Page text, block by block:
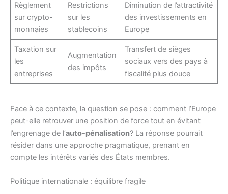
Règlement
sur crypto-
monnaies
Restrictions
sur les
stablecoins
Diminution de l’attractivité
des investissements en
Europe
Taxation sur
les
entreprises
Augmentation
des impôts
Transfert de sièges
sociaux vers des pays à
fiscalité plus douce
Face à ce contexte, la question se pose : comment l’Europe
peut-elle retrouver une position de force tout en évitant
l’engrenage de l’auto-pénalisation? La réponse pourrait
résider dans une approche pragmatique, prenant en
compte les intérêts variés des États membres.
Politique internationale : équilibre fragile